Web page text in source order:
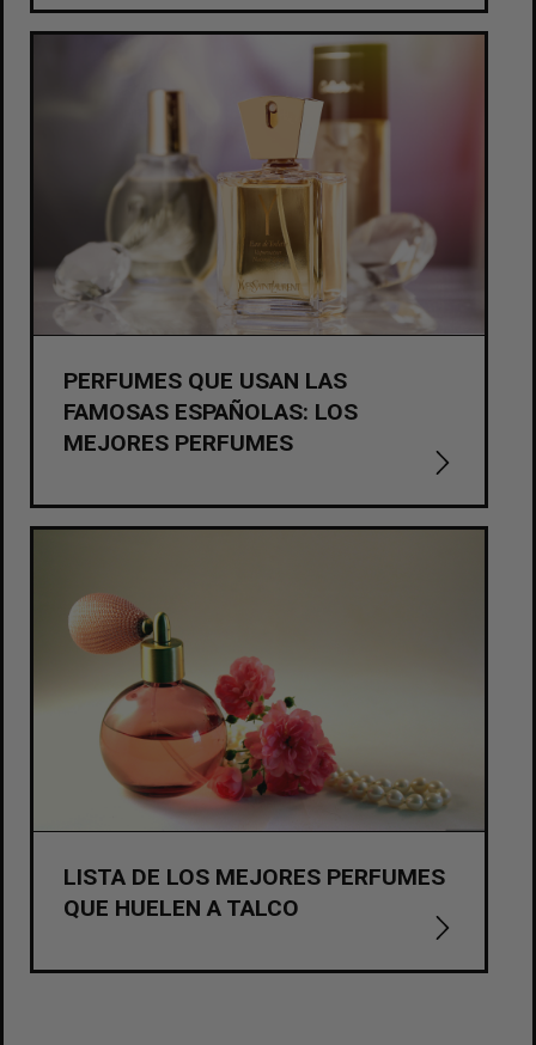
PERFUMES QUE USAN LAS
FAMOSAS ESPAÑOLAS: LOS
MEJORES PERFUMES
LISTA DE LOS MEJORES PERFUMES
QUE HUELEN A TALCO